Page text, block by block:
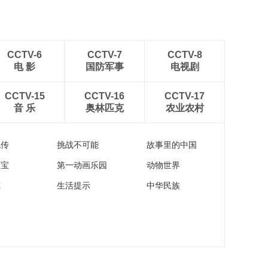
CCTV-6
电 影
CCTV-7
国防军事
CCTV-8
电视剧
CCTV-15
音 乐
CCTV-16
奥林匹克
CCTV-17
农业农村
挑战不可能 故事里的中国
第一动画乐园 动物世界
生活提示 中华民族